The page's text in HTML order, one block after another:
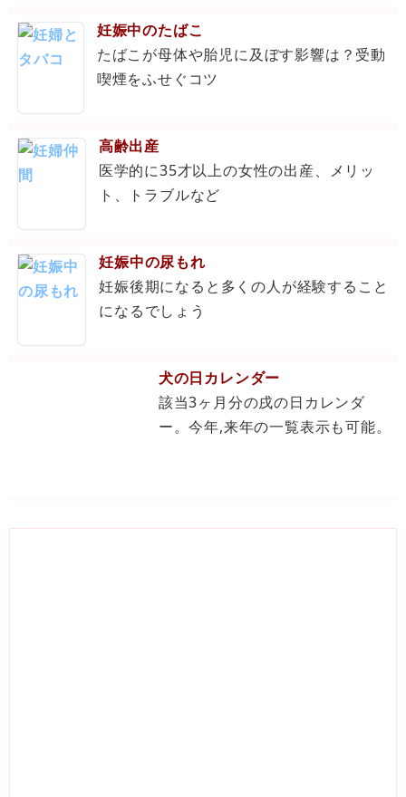
妊娠中のたばこ
たばこが母体や胎児に及ぼす影響は？受動
喫煙をふせぐコツ
高齢出産
医学的に35才以上の女性の出産、メリッ
ト、トラブルなど
妊娠中の尿もれ
妊娠後期になると多くの人が経験すること
になるでしょう
犬の日カレンダー
該当3ヶ月分の戌の日カレンダ
ー。今年,来年の一覧表示も可能。